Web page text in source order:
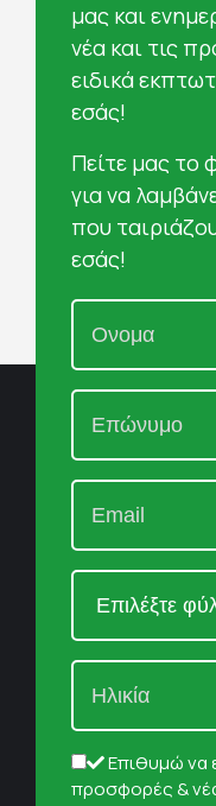
μας και
νέα και τις
ειδικά
εσάς!
Πείτε μας το
για να
που
εσάς!
Επιθυμώ να
προσφορές &